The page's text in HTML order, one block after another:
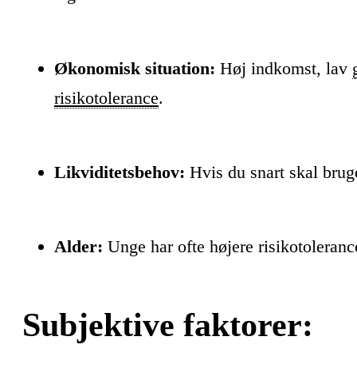
Økonomisk situation: Høj indkomst, lav
risikotolerance.
Likviditetsbehov: Hvis du snart skal
Alder: Unge har ofte højere
Subjektive faktorer: